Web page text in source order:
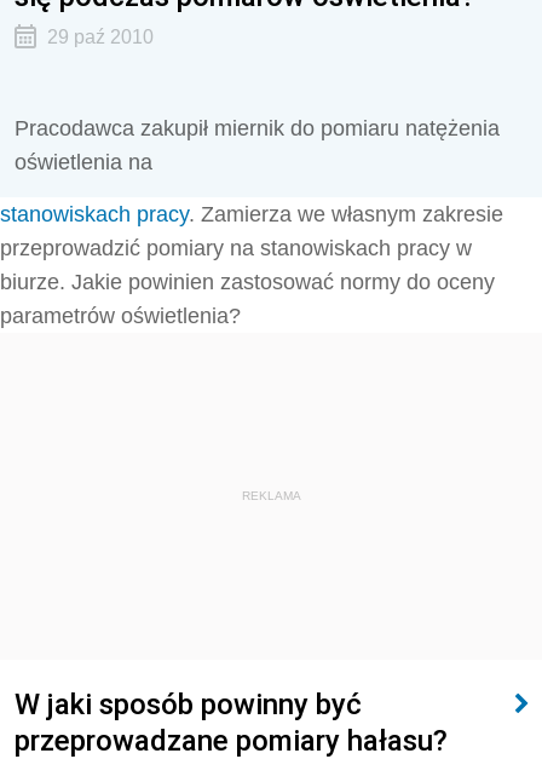
29 paź 2010
Pracodawca zakupił miernik do pomiaru natężenia
oświetlenia na
stanowiskach pracy. Zamierza we własnym zakresie
przeprowadzić pomiary na stanowiskach pracy w
biurze. Jakie powinien zastosować normy do oceny
parametrów oświetlenia?
REKLAMA
W jaki sposób powinny być
przeprowadzane pomiary hałasu?